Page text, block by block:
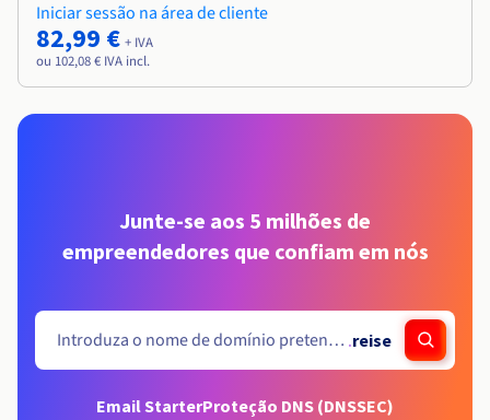
Iniciar sessão na área de cliente
82,99 € + IVA
ou 102,08 € IVA incl.
Junte-se aos 5 milhões de
empreendedores que confiam em nós
.reise
Email StarterProteção DNS (DNSSEC)